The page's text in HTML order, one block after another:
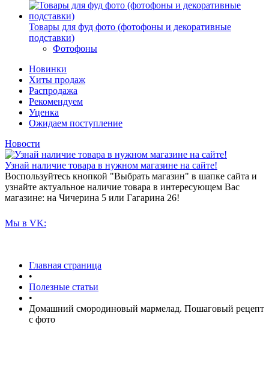
Товары для фуд фото (фотофоны и декоративные
подставки)
Фотофоны
Новинки
Хиты продаж
Распродажа
Рекомендуем
Уценка
Ожидаем поступление
Новости
Узнай наличие товара в нужном магазине на сайте!
Воспользуйтесь кнопкой "Выбрать магазин" в шапке сайта и
узнайте актуальное наличие товара в интересующем Вас
магазине: на Чичерина 5 или Гагарина 26!
Мы в VK:
Главная страница
•
Полезные статьи
•
Домашний смородиновый мармелад. Пошаговый рецепт
с фото